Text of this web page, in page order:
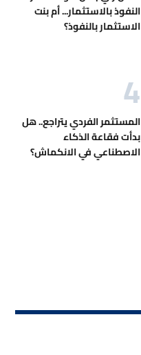
النفوذ بالاستثمار... أم بنت
الاستثمار بالنفوذ؟
المستثمر الفردي يتراجع.. هل
بدأت فقاعة الذكاء
الاصطناعي في الانكماش؟